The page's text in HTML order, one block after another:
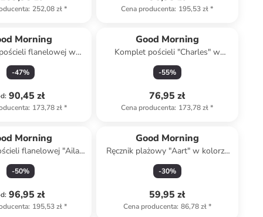
: 252,08 zł* Cena producenta: 195,53 zł*
Morning
flanelowej w
jasnoszarym
-47%
: 90,45 zł
: 173,78 zł*
Good Morning
Komplet pościeli "Charles" w
kolorze błękitno-szarym
-55%
76,95 zł
Cena producenta: 173,78 zł*
Morning
flanelowej "Aila"
błękitno-białym
-50%
: 96,95 zł
: 195,53 zł*
Good Morning
Ręcznik plażowy "Aart" w kolorze
niebiesko-zielonym
-30%
59,95 zł
Cena producenta: 86,78 zł*